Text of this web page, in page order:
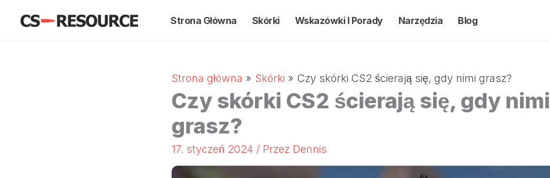
Strona Główna Skórki Wskazówki I Porady Narzędzia Blog
Strona główna Skórki Czy skórki CS2 ścierają się, gdy nimi grasz?
Czy skórki CS2 ścierają się, gdy nimi
grasz?
17. styczeń 2024 / Przez Dennis